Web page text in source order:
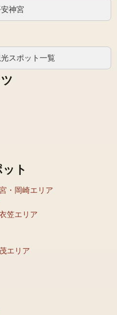
神宮
スポット一覧
ト
・岡崎エリア
笠エリア
エリア